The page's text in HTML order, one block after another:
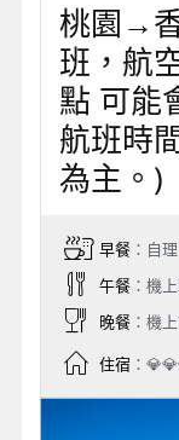
桃園→
班，航
點 可能
航班時
為主。)
早餐：自理
午餐：機
晚餐：機
住宿：